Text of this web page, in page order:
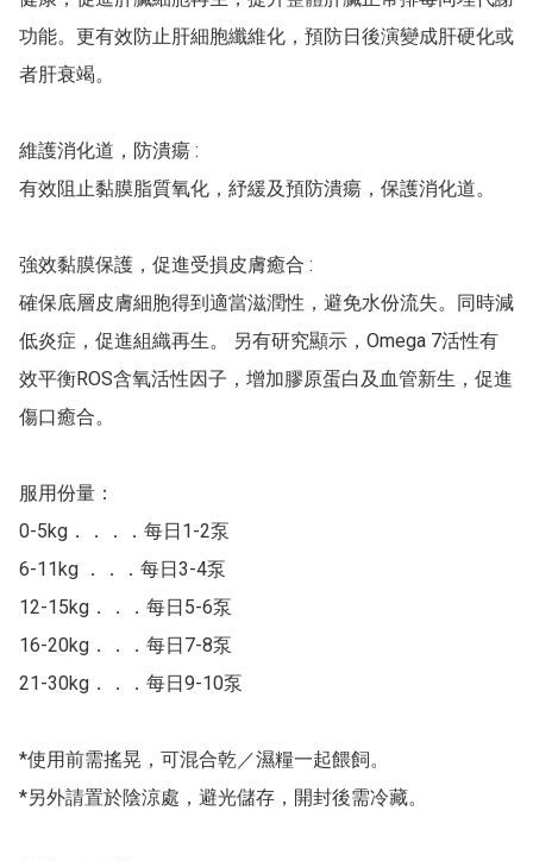
功能。更有效防止肝細胞纖維化，預防日後演變成肝硬化或
者肝衰竭。
‍維護消化道，防潰瘍 :
有效阻止黏膜脂質氧化，紓緩及預防潰瘍，保護消化道。
強效黏膜保護，促進受損皮膚癒合 :
確保底層皮膚細胞得到適當滋潤性，避免水份流失。同時減
低炎症，促進組織再生。 另有研究顯示，Omega 7活性有
效平衡ROS含氧活性因子，增加膠原蛋白及血管新生，促進
傷口癒合。
服用份量：
0-5kg．．．．每日1-2泵
6-11kg ．．．每日3-4泵
12-15kg．．．每日5-6泵
16-20kg．．．每日7-8泵
21-30kg．．．每日9-10泵
*使用前需搖晃，可混合乾／濕糧一起餵飼。
*另外請置於陰涼處，避光儲存，開封後需冷藏。